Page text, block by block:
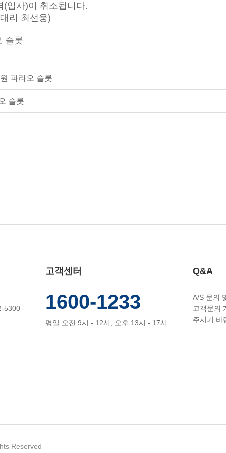
(입사)이 취소됩니다.
리 최선웅)
파라오 슬롯
슬롯
5300
고객센터
1600-1233
평일 오전 9시 - 12시, 오후 13시 - 17시
Q&A
A/S 문의
고객문의
주시기 바
Reserved